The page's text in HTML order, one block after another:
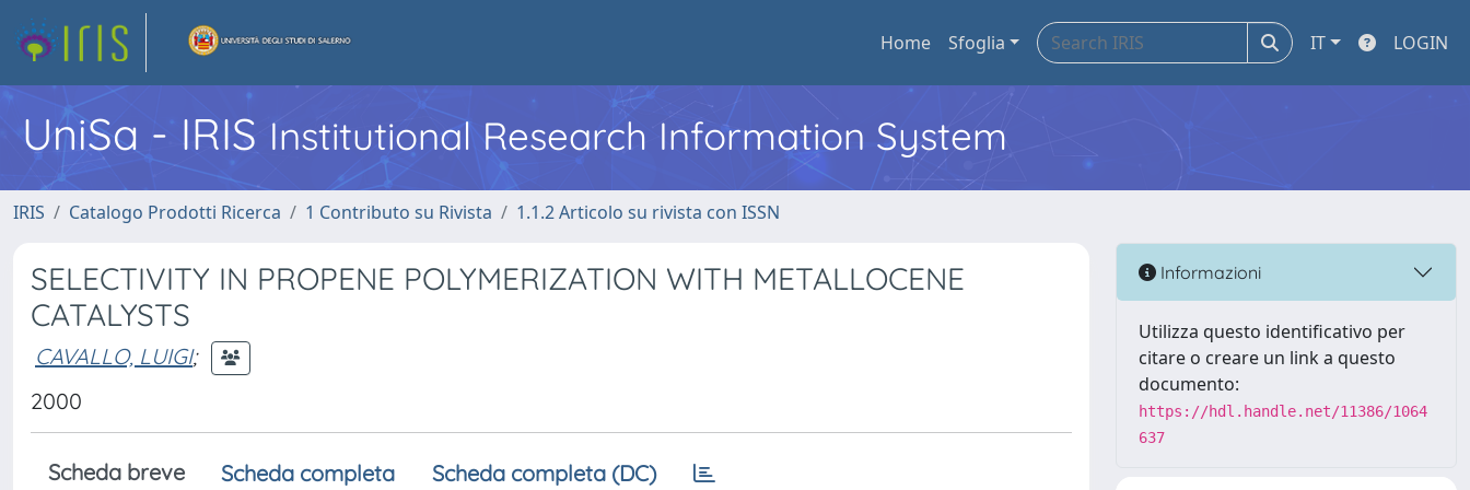
Home Sfoglia IT LOGIN
UniSa - IRIS Institutional Research Information System
IRIS Catalogo Prodotti Ricerca 1 Contributo su Rivista 1.1.2 Articolo su rivista con ISSN
SELECTIVITY IN PROPENE POLYMERIZATION WITH METALLOCENE
CATALYSTS
CAVALLO, LUIGI;
2000
Scheda breve Scheda completa Scheda completa (DC)
Informazioni
Utilizza questo identificativo per
citare o creare un link a questo
documento:
https://hdl.handle.net/11386/1064
637